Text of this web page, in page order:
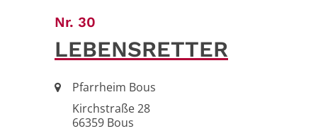
Nr. 30
LEBENSRETTER
Ort:Pfarrheim Bous
Kirchstraße 28
66359 Bous